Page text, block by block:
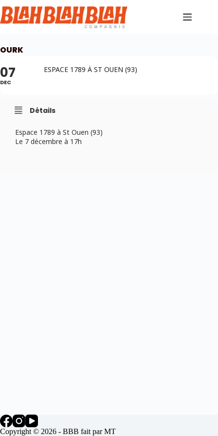
au
contenu
OURK
07
DEC
ESPACE 1789 À ST OUEN (93)
Détails
Espace 1789 à St Ouen (93)
Le 7 décembre à 17h
Copyright © 2026 - BBB fait par MT